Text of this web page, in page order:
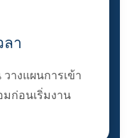
ลา
างแผนการเข้า
มก่อนเริ่มงาน